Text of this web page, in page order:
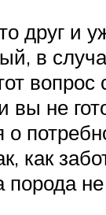
друг и
в
вопрос
вы не
о
как
порода